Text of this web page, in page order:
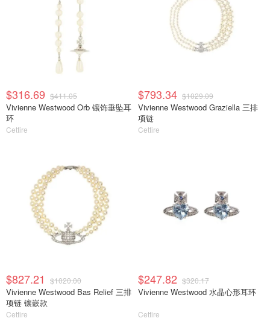
$316.69 $411.05
Vivienne Westwood Orb 镶饰垂坠耳
环
Cettire
$793.34 $1029.09
Vivienne Westwood Graziella 三排
项链
Cettire
$827.21 $1020.00
Vivienne Westwood Bas Relief 三排
项链 镶嵌款
Cettire
$247.82 $320.17
Vivienne Westwood 水晶心形耳环
Cettire